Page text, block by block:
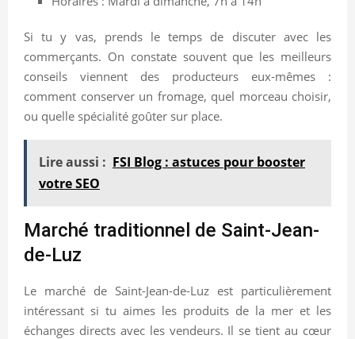
Si tu y vas, prends le temps de discuter avec les
commerçants. On constate souvent que les meilleurs
conseils viennent des producteurs eux-mêmes :
comment conserver un fromage, quel morceau choisir,
ou quelle spécialité goûter sur place.
Lire aussi : FSI Blog : astuces pour booster
votre SEO
Marché traditionnel de Saint-Jean-
de-Luz
Le marché de Saint-Jean-de-Luz est particulièrement
intéressant si tu aimes les produits de la mer et les
échanges directs avec les vendeurs. Il se tient au cœur